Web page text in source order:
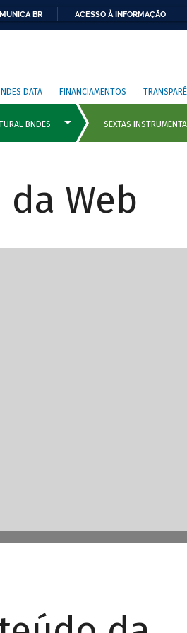
BR ACESSO À INFORMAÇÃO
DATA FINANCIAMENTOS
Web